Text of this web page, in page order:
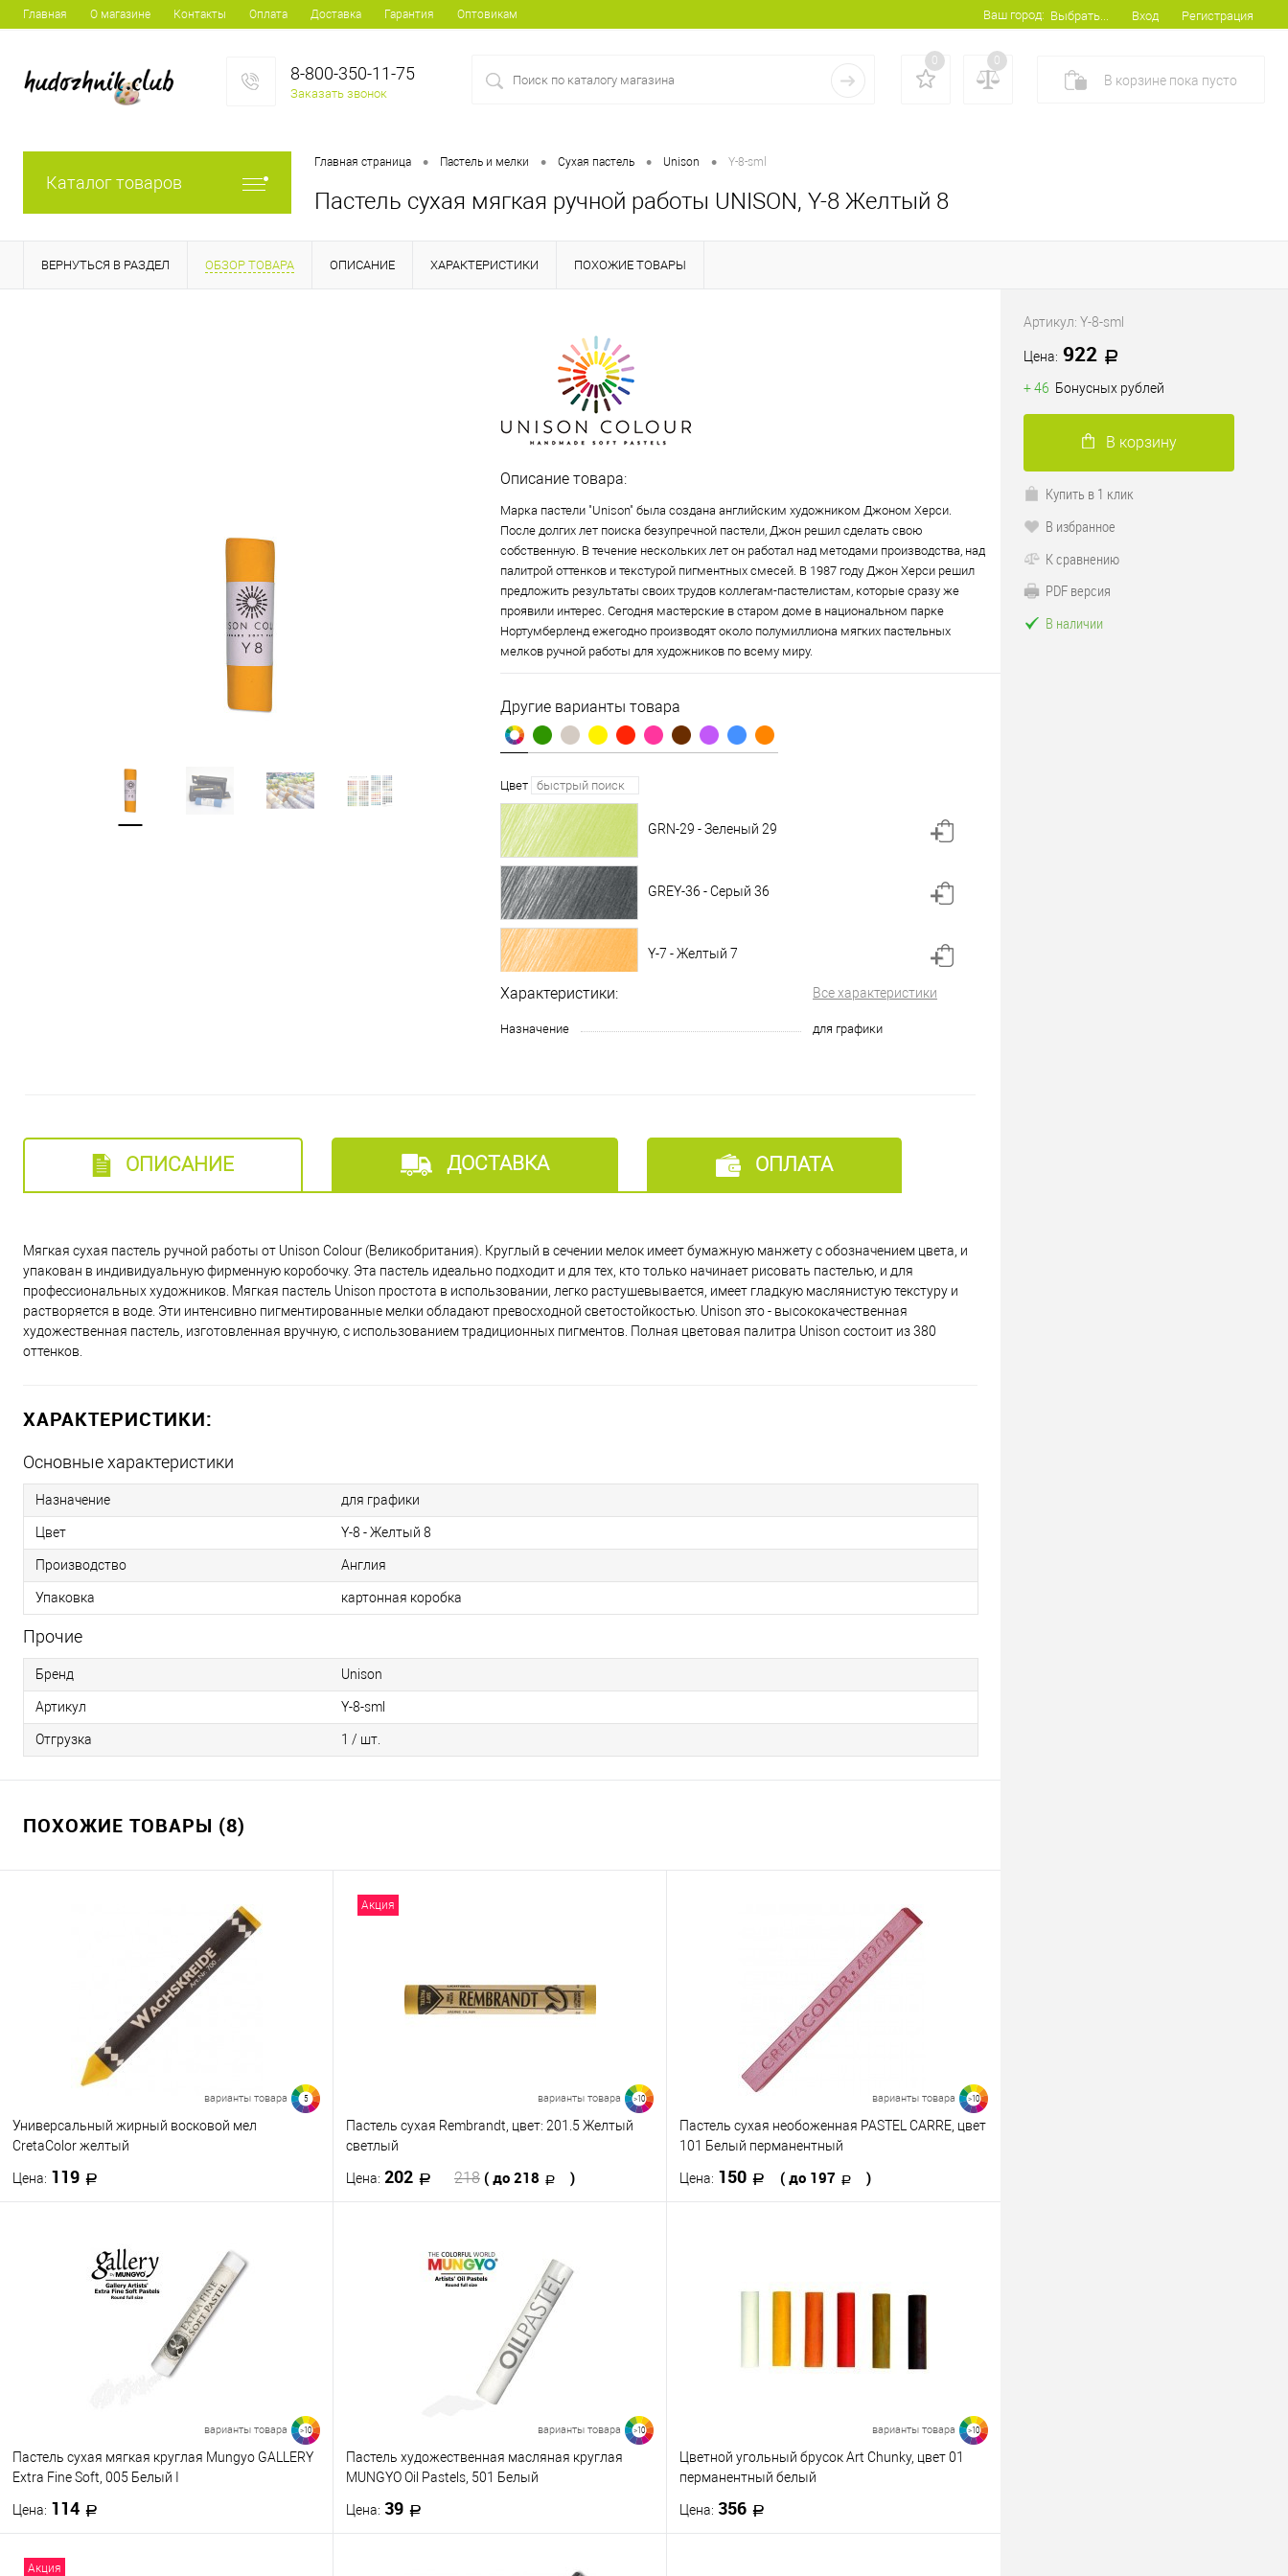
Главная О магазине Контакты Оплата Доставка Гарантия Оптовикам Ваш город: Выбрать... Вход Регистрация
8-800-350-11-75
Заказать звонок
0 0
В корзине пока пусто
Каталог товаров
Главная страница • Пастель и мелки • Сухая пастель • Unison • Y-8-sml
Пастель сухая мягкая ручной работы UNISON, Y-8 Желтый 8
ВЕРНУТЬСЯ В РАЗДЕЛ ОБЗОР ТОВАРА ОПИСАНИЕ ХАРАКТЕРИСТИКИ ПОХОЖИЕ ТОВАРЫ
Описание товара:
Марка пастели "Unison" была создана английским художником Джоном Херси.
После долгих лет поиска безупречной пастели, Джон решил сделать свою
собственную. В течение нескольких лет он работал над методами производства, над
палитрой оттенков и текстурой пигментных смесей. В 1987 году Джон Херси решил
предложить результаты своих трудов коллегам-пастелистам, которые сразу же
проявили интерес. Сегодня мастерские в старом доме в национальном парке
Нортумберленд ежегодно производят около полумиллиона мягких пастельных
мелков ручной работы для художников по всему миру.
Другие варианты товара
Цвет
GRN-29 - Зеленый 29
GREY-36 - Серый 36
Y-7 - Желтый 7
GREY-13 - Серый 13
RED-8 - Красный 8
RED-9 - Красный 9
RED-18 - Красный 18
BV-12 - Сине-фиолетовый 12
BV-7 - Сине-фиолетовый 7
Характеристики: Все характеристики
Назначение для графики
ОПИСАНИЕ ДОСТАВКА ОПЛАТА
Мягкая сухая пастель ручной работы от Unison Colour (Великобритания). Круглый в сечении мелок имеет бумажную манжету с обозначением цвета, и
упакован в индивидуальную фирменную коробочку. Эта пастель идеально подходит и для тех, кто только начинает рисовать пастелью, и для
профессиональных художников. Мягкая пастель Unison простота в использовании, легко растушевывается, имеет гладкую маслянистую текстуру и
растворяется в воде. Эти интенсивно пигментированные мелки обладают превосходной светостойкостью. Unison это - высококачественная
художественная пастель, изготовленная вручную, с использованием традиционных пигментов. Полная цветовая палитра Unison состоит из 380
оттенков.
ХАРАКТЕРИСТИКИ:
Основные характеристики
Назначение для графики
Цвет Y-8 - Желтый 8
Производство Англия
Упаковка картонная коробка
Прочие
Бренд Unison
Артикул Y-8-sml
Отгрузка 1 / шт.
ПОХОЖИЕ ТОВАРЫ (8)
варианты товара 5
Универсальный жирный восковой мел
CretaColor желтый
Цена: 119
Купить в 1 клик
К сравнению
В наличии
Акция
варианты товара >10
Пастель сухая Rembrandt, цвет: 201.5 Желтый
светлый
Цена: 202 218 ( до 218 )
Купить в 1 клик
К сравнению
В наличии
704.7
231.8
Посмотреть все варианты
варианты товара >10
Пастель сухая необоженная PASTEL CARRE, цвет
101 Белый перманентный
Цена: 150 ( до 197 )
210
Посмотреть все варианты
варианты товара >10
Пастель сухая мягкая круглая Mungyo GALLERY
Extra Fine Soft, 005 Белый I
Цена: 114
варианты товара >10
Пастель художественная масляная круглая
MUNGYO Oil Pastels, 501 Белый
Цена: 39
варианты товара >10
Цветной угольный брусок Art Chunky, цвет 01
перманентный белый
Цена: 356
Акция
Артикул: Y-8-sml
Цена: 922
+ 46 Бонусных рублей
В корзину
Купить в 1 клик
В избранное
К сравнению
PDF версия
В наличии